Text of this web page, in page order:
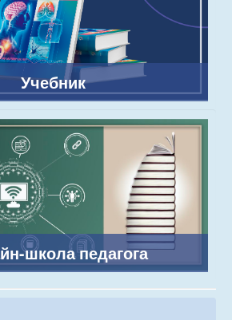
Учебник
школа педагога